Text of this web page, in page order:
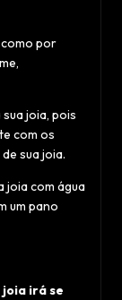
por
joia, pois
com os
sua joia.
joia com água
um pano
joia irá se